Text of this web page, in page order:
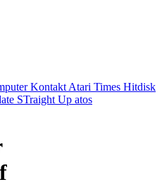
Kontakt Atari Times Hitdisk
STraight Up atos